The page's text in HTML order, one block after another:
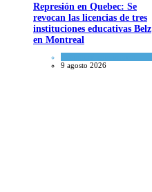
Represión en Quebec: Se
revocan las licencias de tres
instituciones educativas Belz
en Montreal
9 agosto 2026